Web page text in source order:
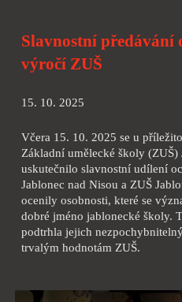
Slavnostní předávání
výročí ZUŠ
15. 10. 2025
Včera 15. 10. 2025 se u
Základní umělecké školy (ZUŠ)
uskutečnilo slavnostní udílení
Jablonec nad Nisou a ZUŠ
ocenily osobnosti, které se
dobré jméno jablonecké školy.
podtrhla jejich
trvalým hodnotám ZUŠ.